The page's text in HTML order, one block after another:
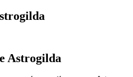
Astrogilda